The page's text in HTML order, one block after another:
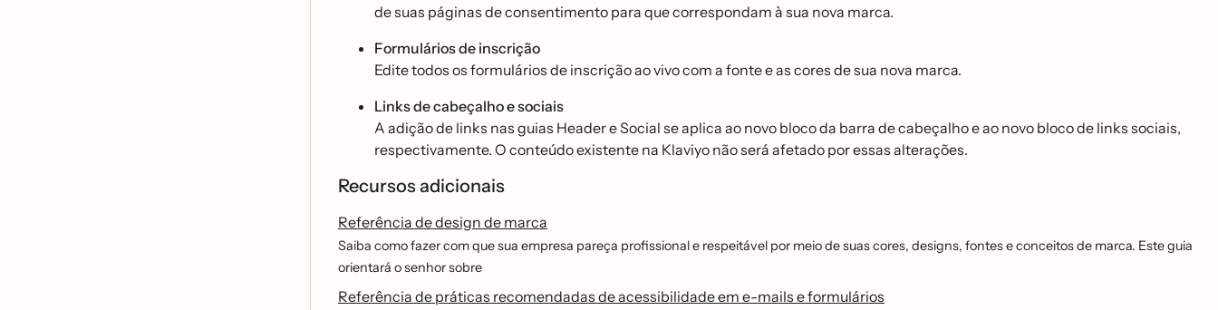
de suas páginas de consentimento para que correspondam à sua nova marca.
Formulários de inscrição
Edite todos os formulários de inscrição ao vivo com a fonte e as cores de sua nova marca.
Links de cabeçalho e sociais
A adição de links nas guias Header e Social se aplica ao novo bloco da barra de cabeçalho e ao novo bloco de links sociais,
respectivamente. O conteúdo existente na Klaviyo não será afetado por essas alterações.
Recursos adicionais
Referência de design de marca
Saiba como fazer com que sua empresa pareça profissional e respeitável por meio de suas cores, designs, fontes e conceitos de marca. Este guia
orientará o senhor sobre
Referência de práticas recomendadas de acessibilidade em e-mails e formulários